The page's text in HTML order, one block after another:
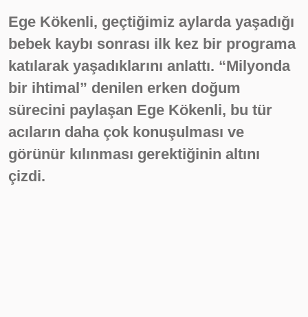
Ege Kökenli, geçtiğimiz aylarda yaşadığı
bebek kaybı sonrası ilk kez bir programa
katılarak yaşadıklarını anlattı. “Milyonda
bir ihtimal” denilen erken doğum
sürecini paylaşan Ege Kökenli, bu tür
acıların daha çok konuşulması ve
görünür kılınması gerektiğinin altını
çizdi.